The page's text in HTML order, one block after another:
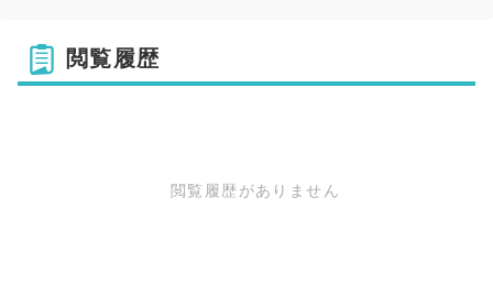
閲覧履歴
閲覧履歴がありません